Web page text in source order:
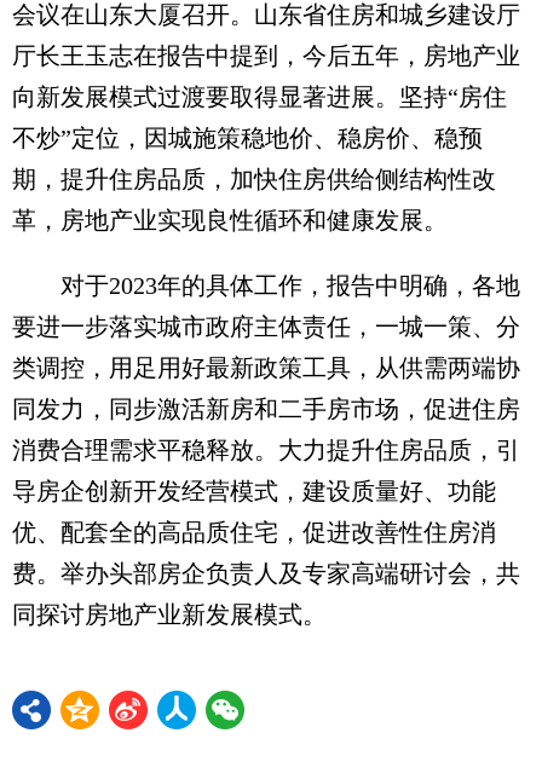
会议在山东大厦召开。山东省住房和城乡建设厅
厅长王玉志在报告中提到，今后五年，房地产业
向新发展模式过渡要取得显著进展。坚持“房住
不炒”定位，因城施策稳地价、稳房价、稳预
期，提升住房品质，加快住房供给侧结构性改
革，房地产业实现良性循环和健康发展。
对于2023年的具体工作，报告中明确，各地
要进一步落实城市政府主体责任，一城一策、分
类调控，用足用好最新政策工具，从供需两端协
同发力，同步激活新房和二手房市场，促进住房
消费合理需求平稳释放。大力提升住房品质，引
导房企创新开发经营模式，建设质量好、功能
优、配套全的高品质住宅，促进改善性住房消
费。举办头部房企负责人及专家高端研讨会，共
同探讨房地产业新发展模式。